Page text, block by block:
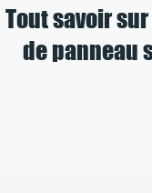
Tout savoir
de panneau